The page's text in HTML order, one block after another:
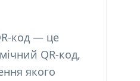
код — це
QR-код,
якого